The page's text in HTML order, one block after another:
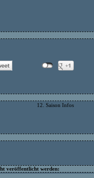
12. Saison Infos
veröffentlicht werden: